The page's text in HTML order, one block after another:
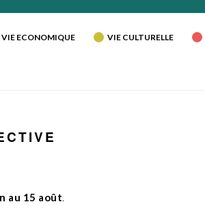
VIE ECONOMIQUE VIE CULTURELLE
au 15 août.